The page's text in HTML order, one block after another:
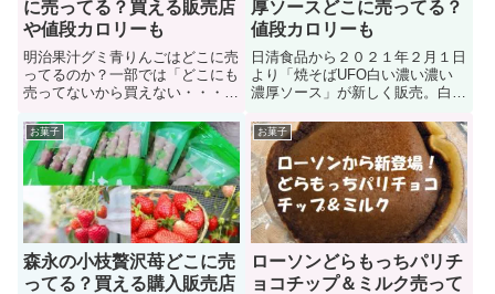
に売ってる？買える販売店
や値段カロリーも
明治果汁グミ青りんごはどこに売
ってるのか？一部では「どこにも
売ってないから買えない・・・ど
ます。そこで、このページでは期
間限定商品である明治果汁グミ青
りんごに関する「買える販売店、
値段（定価）、ネット通販店、販
売期間、賞味期限、カロリー糖質
量」を紹介しています。
厚ソースどこに売ってる？
値段カロリーも
日清食品から２０２１年２月１日
より「焼そばUFO白い濃い濃い
濃厚ソース」が新しく販売。白い
ソースの味わいが楽しめる商品で
す。ではページを読み進めて日清
焼そばUFO白い濃い濃い濃厚ソ
ースに関する「販売店（どこに売
ってる？）、値段、カロリー内容
量」について知っていこう！
お菓子
森永の小枝贅沢苺どこに売
ってる？買える購入販売店
お菓子
ローソンどらもっちパリチ
ョコチップ＆ミルク売って